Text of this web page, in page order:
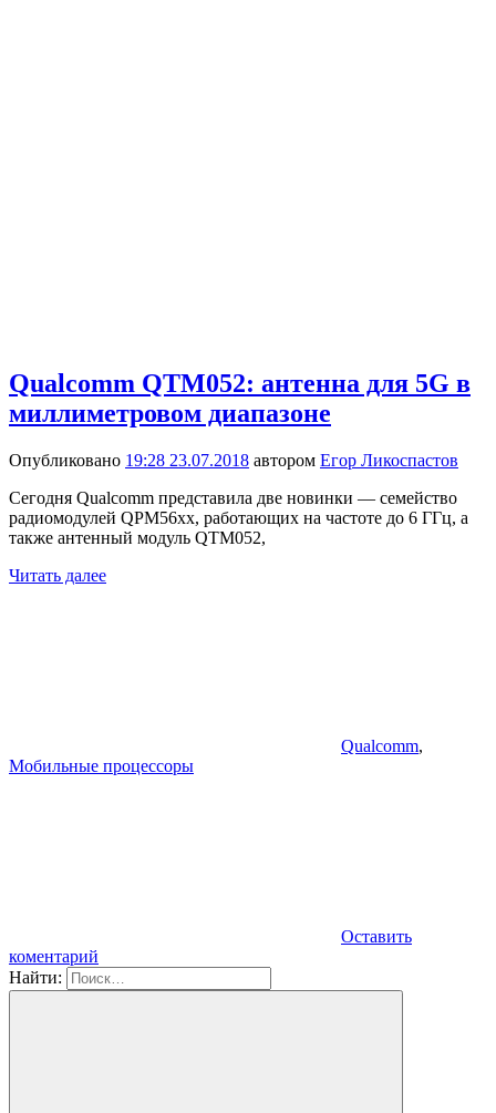
Qualcomm QTM052: антенна для 5G в
миллиметровом диапазоне
Опубликовано 19:28 23.07.2018 автором Егор Ликоспастов
Сегодня Qualcomm представила две новинки — семейство
радиомодулей QPM56xx, работающих на частоте до 6 ГГц, а
также антенный модуль QTM052,
Читать далее
Qualcomm,
Мобильные процессоры
Оставить
коментарий
Найти: